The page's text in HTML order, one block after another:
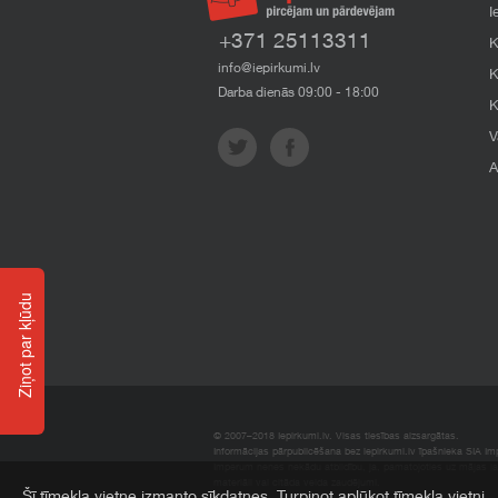
+371 25113311
info@iepirkumi.lv
Darba dienās 09:00 - 18:00
© 2007–2018 Iepirkumi.lv. Visas tiesības aizsargātas.
Informācijas pārpublicēšana bez iepirkumi.lv īpašnieka SIA
Ziņot par kļūdu